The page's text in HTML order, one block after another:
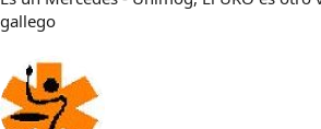
gallego